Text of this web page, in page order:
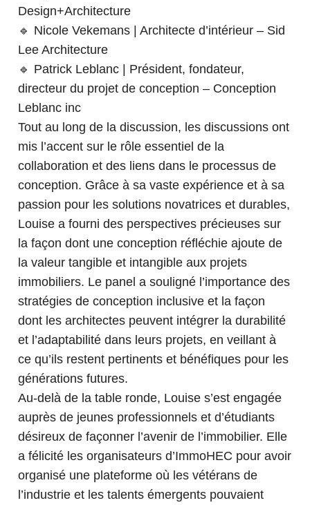
Design+Architecture
🔹 Nicole Vekemans | Architecte d’intérieur – Sid
Lee Architecture
🔹 Patrick Leblanc | Président, fondateur,
directeur du projet de conception – Conception
Leblanc inc
Tout au long de la discussion, les discussions ont
mis l’accent sur le rôle essentiel de la
collaboration et des liens dans le processus de
conception. Grâce à sa vaste expérience et à sa
passion pour les solutions novatrices et durables,
Louise a fourni des perspectives précieuses sur
la façon dont une conception réfléchie ajoute de
la valeur tangible et intangible aux projets
immobiliers. Le panel a souligné l’importance des
stratégies de conception inclusive et la façon
dont les architectes peuvent intégrer la durabilité
et l’adaptabilité dans leurs projets, en veillant à
ce qu’ils restent pertinents et bénéfiques pour les
générations futures.
Au-delà de la table ronde, Louise s’est engagée
auprès de jeunes professionnels et d’étudiants
désireux de façonner l’avenir de l’immobilier. Elle
a félicité les organisateurs d’ImmoHEC pour avoir
organisé une plateforme où les vétérans de
l’industrie et les talents émergents pouvaient